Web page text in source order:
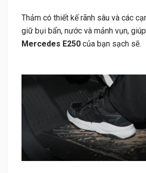
Thảm có thiết kế rãnh sâu và các
giữ bụi bẩn, nước và mảnh vụn,
Mercedes E250 của bạn sạch sẽ.